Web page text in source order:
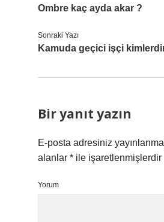
Ombre kaç ayda akar ?
Sonraki Yazı
Kamuda geçici işçi
Bir yanıt yazın
E-posta adresiniz
alanlar * ile işaretlenmişlerdir
Yorum